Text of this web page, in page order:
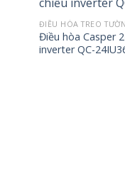
ĐIỀU HÒA TREO
Điều hòa Casper
inverter QC-